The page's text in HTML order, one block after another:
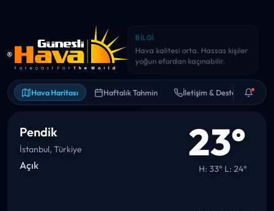
Hava Haritası Haftalık Tahmin İletişim & Destek
BILGI
Önümüzdeki 12 saat içinde
sıcaklık ~9° artabilir.
Pendik
İstanbul, Türkiye
Açık 23°
H: 33° L: 24°